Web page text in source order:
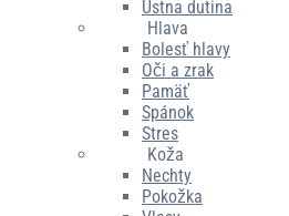
Ústna dutina
Hlava
Bolesť hlavy
Oči a zrak
Pamäť
Spánok
Stres
Koža
Nechty
Pokožka